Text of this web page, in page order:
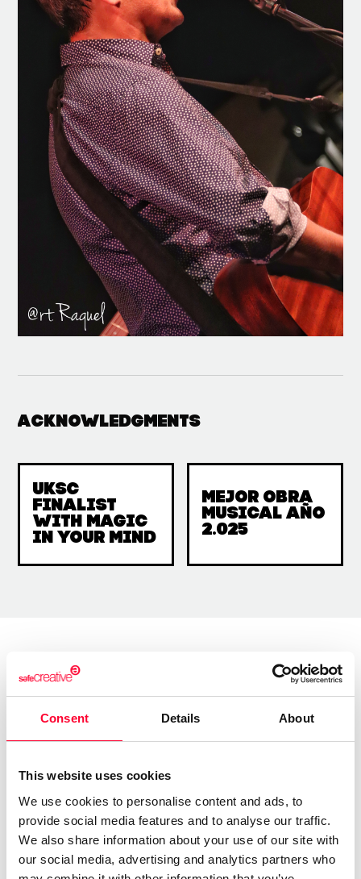
Consent Details About
This website uses cookies
We use cookies to personalise content and ads, to
provide social media features and to analyse our traffic.
We also share information about your use of our site with
our social media, advertising and analytics partners who
Acknowledgments
UKSC
Finalist
with Magic
in your mind
Mejor obra
musical año
2.025
Full work catalogue
Filter